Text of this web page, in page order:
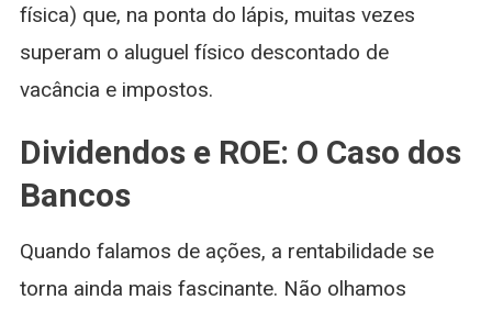
física) que, na ponta do lápis, muitas vezes
superam o aluguel físico descontado de
vacância e impostos.
Dividendos e ROE: O Caso dos
Bancos
Quando falamos de ações, a rentabilidade se
torna ainda mais fascinante. Não olhamos